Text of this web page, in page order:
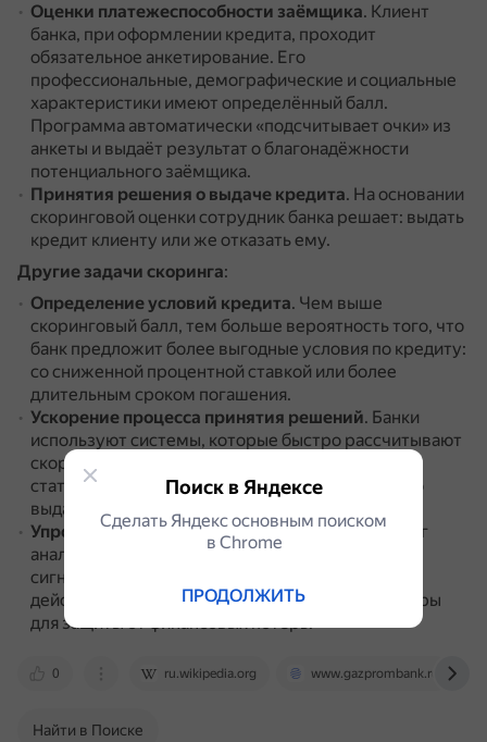
Оценки платежеспособности заёмщика. Клиент
банка, при оформлении кредита, проходит
обязательное анкетирование. Его
профессиональные, демографические и социальные
характеристики имеют определённый балл.
Программа автоматически «подсчитывает очки» из
анкеты и выдаёт результат о благонадёжности
потенциального заёмщика.
Принятия решения о выдаче кредита. На основании
скоринговой оценки сотрудник банка решает: выдать
кредит клиенту или же отказать ему.
Другие задачи скоринга:
Определение условий кредита. Чем выше
скоринговый балл, тем больше вероятность того, что
банк предложит более выгодные условия по кредиту:
со сниженной процентной ставкой или более
длительным сроком погашения.
Ускорение процесса принятия решений. Банки
используют системы, которые быстро рассчитывают
скоринговый балл на основе алгоритмов и
статистических данных, и принимают решение о
выдаче кредита.
Упрощение борьбы с мошенничеством.Скоринг
анализирует необычные паттерны поведения и
сигнализирует о возможных мошеннических
действиях, что позволяет банкам принимать меры
для защиты от финансовых потерь.
0 ru.wikipedia.org www.gazprombank.ru
Найти в Поиске
Поиск в Яндексе
Сделать Яндекс основным поиском
в Сhrome
ПРОДОЛЖИТЬ